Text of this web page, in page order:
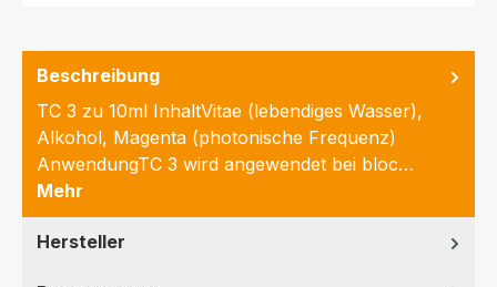
Beschreibung
TC 3 zu 10ml InhaltVitae (lebendiges Wasser),
Alkohol, Magenta (photonische Frequenz)
AnwendungTC 3 wird angewendet bei bloc…
Mehr
Hersteller